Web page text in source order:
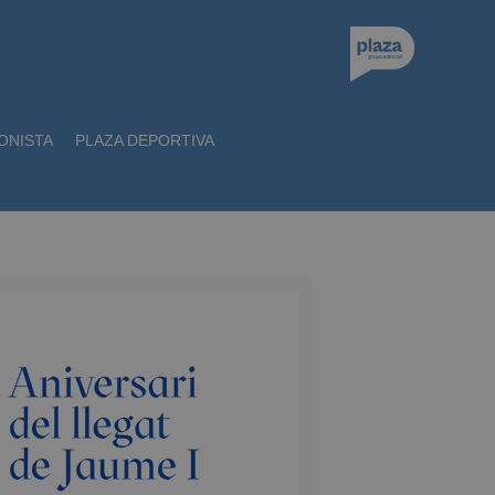
PLAZA DEPORTIVA